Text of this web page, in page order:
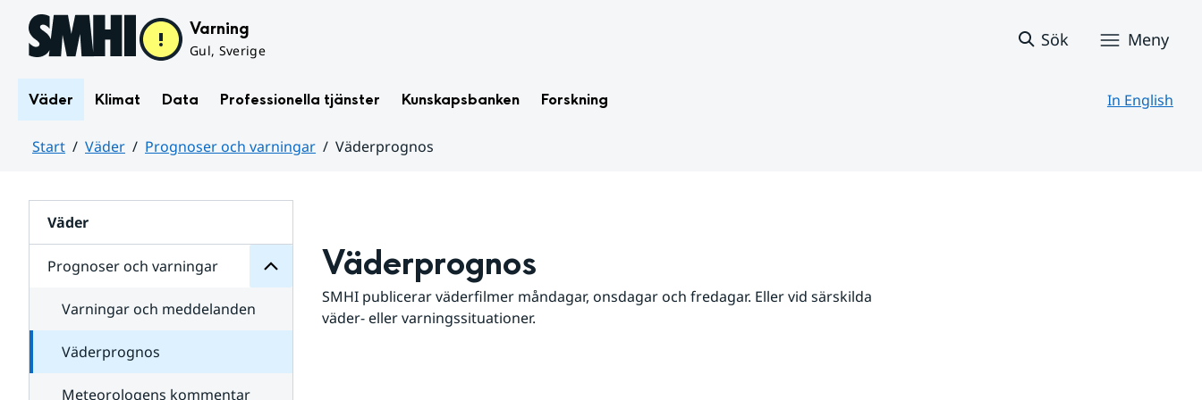
Hoppa till sidans innehåll Varning
Gul, Sverige
Sök Meny
Väder Klimat Data Professionella tjänster Kunskapsbanken Forskning In English
Start Väder Prognoser och varningar
Väderprognos
Väder
Prognoser och varningar
för
varningar
Varningar och meddelanden
Väderprognos
Meteorologens kommentar
Väderprognos
SMHI publicerar väderfilmer måndagar, onsdagar och fredagar. Eller vid särskilda
väder- eller varningssituationer.